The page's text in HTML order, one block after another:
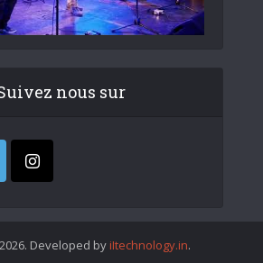
nous sur
Developed by iItechnology.in.